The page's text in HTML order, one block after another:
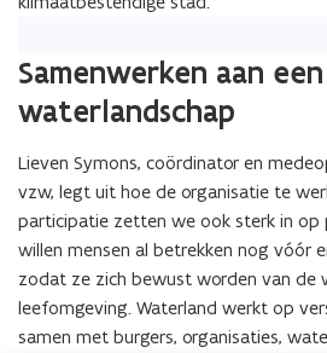
Samenwerken aan
waterlandschap
Lieven Symons, coördinator en
vzw, legt uit hoe de organisatie te
participatie zetten we ook sterk in op
willen mensen al betrekken nog vóór
zodat ze zich bewust worden van de
leefomgeving. Waterland werkt op
samen met burgers, organisaties,